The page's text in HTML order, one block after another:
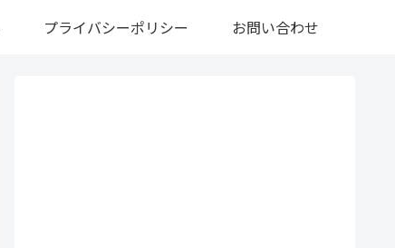
プライバシーポリシー お問い合わせ